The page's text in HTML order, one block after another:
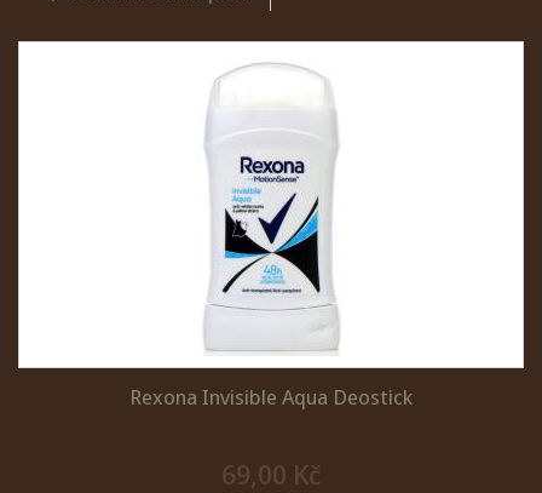
Rexona Invisible Aqua Deostick
69,00 Kč